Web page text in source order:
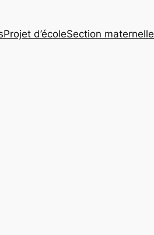
Projet d’écoleSection maternelle